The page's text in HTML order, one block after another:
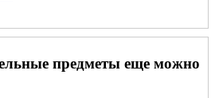
предметы еще можно